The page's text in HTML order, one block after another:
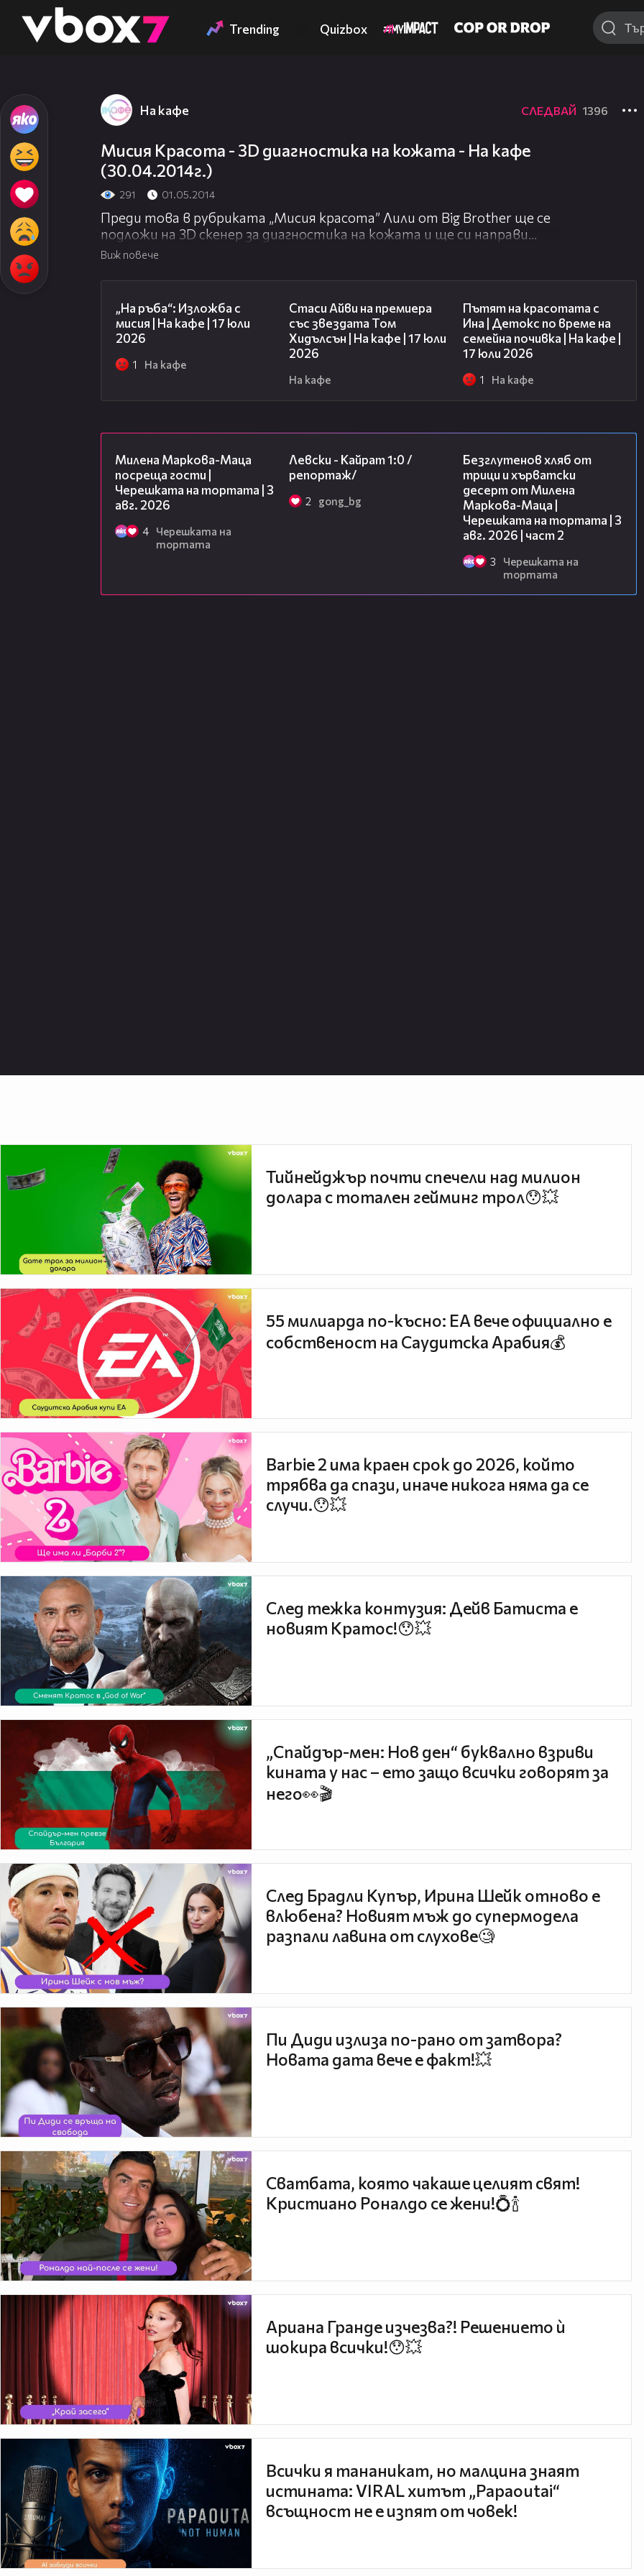
👾 Trending Quizbox
На кафе СЛЕДВАЙ 1396
Мисия Красота - 3D диагностика на кожата - На кафе
(30.04.2014г.)
291 01.05.2014
Преди това в рубриката „Мисия красота” Лили от Big Brother ще се
подложи на 3D скенер за диагностика на кожата и ще си направи
любимата процедура за разкрасяване на Мадона - На кафе 30.04.2014
Виж повече
„На ръба“: Изложба с
мисия | На кафе | 17 юли
2026
1 На кафе
Стаси Айви на премиера
със звездата Том
Хидълсън | На кафе | 17 юли
2026
На кафе
Пътят на красотата с
Ина | Детокс по време на
семейна почивка | На кафе |
17 юли 2026
1 На кафе
Милена Маркова-Маца
посреща гости |
Черешката на тортата | 3
авг. 2026
4
Черешката на
тортата
Левски - Кайрат 1:0 /
репортаж/
2 gong_bg
Безглутенов хляб от
трици и хърватски
десерт от Милена
Маркова-Маца |
Черешката на тортата | 3
авг. 2026 | част 2
3
Черешката на
тортата
Тийнейджър почти спечели над милион
долара с тотален гейминг трол😯💥
55 милиарда по-късно: EA вече официално е
собственост на Саудитска Арабия💰
Barbie 2 има краен срок до 2026, който
трябва да спази, иначе никога няма да се
случи.😯💥
След тежка контузия: Дейв Батиста е
новият Кратос!😯💥
„Спайдър-мен: Нов ден“ буквално взриви
кината у нас – ето защо всички говорят за
него👀🎬
След Брадли Купър, Ирина Шейк отново е
влюбена? Новият мъж до супермодела
разпали лавина от слухове🧐
Пи Диди излиза по-рано от затвора?
Новата дата вече е факт!💥
Сватбата, която чакаше целият свят!
Кристиано Роналдо се жени!💍🍾
Ариана Гранде изчезва?! Решението ѝ
шокира всички!😯💥
Всички я тананикат, но малцина знаят
истината: VIRAL хитът „Papaoutai“
всъщност не е изпят от човек!